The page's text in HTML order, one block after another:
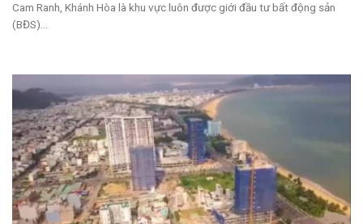
Cam Ranh, Khánh Hòa là khu vực luôn được giới đầu tư bất động sản
(BĐS)...